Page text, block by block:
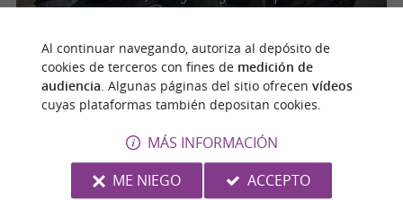
esperan en los Pirineos.
ESF d'Ax
Ax-les-Thermes
Al continuar navegando, autoriza al depósito de
cookies de terceros con fines de medición de
audiencia. Algunas páginas del sitio ofrecen vídeos
cuyas plataformas también depositan cookies.
MÁS INFORMACIÓN
ME NIEGO
ACCEPTO